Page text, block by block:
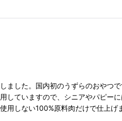
ました。国内初のうずらのおやつで
していますので、シニアやパピーに
用しない100%原料肉だけで仕上げ